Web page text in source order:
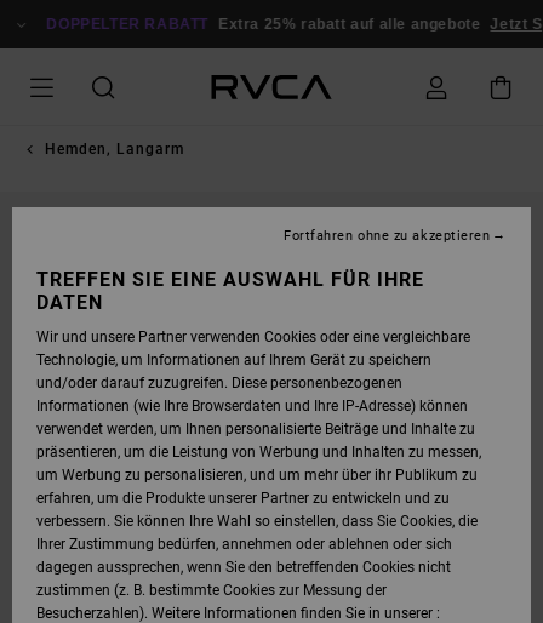
ZUR
DOPPELTER RABATT Extra 25% rabatt auf alle angebote Jetzt
Hemden, Langarm
TREFFEN SIE EINE AUSWAHL FÜR IHRE
DATEN
Wir und unsere Partner verwenden Cookies oder eine vergleichbare
Technologie, um Informationen auf Ihrem Gerät zu speichern
und/oder darauf zuzugreifen. Diese personenbezogenen
Informationen (wie Ihre Browserdaten und Ihre IP-Adresse) können
verwendet werden, um Ihnen personalisierte Beiträge und Inhalte zu
präsentieren, um die Leistung von Werbung und Inhalten zu messen,
um Werbung zu personalisieren, und um mehr über ihr Publikum zu
erfahren, um die Produkte unserer Partner zu entwickeln und zu
verbessern. Sie können Ihre Wahl so einstellen, dass Sie Cookies, die
Ihrer Zustimmung bedürfen, annehmen oder ablehnen oder sich
dagegen aussprechen, wenn Sie den betreffenden Cookies nicht
zustimmen (z. B. bestimmte Cookies zur Messung der
Besucherzahlen). Weitere Informationen finden Sie in unserer :
Fortfahren ohne zu akzeptieren